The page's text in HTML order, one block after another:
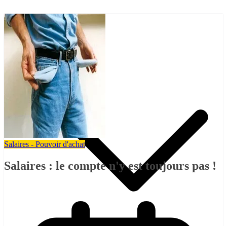
Pétitions
Salaires - Pouvoir d'achat
Salaires : le compte n'y est toujours pas !